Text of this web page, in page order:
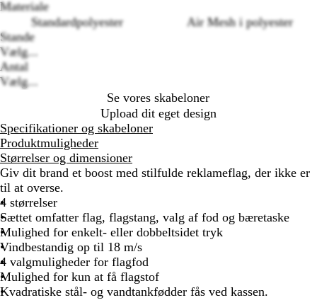
options
Materiale
Standardpolyester
Air Mesh i polyester
Stande
Vælg...
Antal
Vælg...
Se vores skabeloner
Upload dit eget design
Specifikationer og skabeloner
Produktmuligheder
Størrelser og dimensioner
Giv dit brand et boost med stilfulde reklameflag, der ikke er
til at overse.
4 størrelser
Sættet omfatter flag, flagstang, valg af fod og bæretaske
Mulighed for enkelt- eller dobbeltsidet tryk
Vindbestandig op til 18 m/s
4 valgmuligheder for flagfod
Mulighed for kun at få flagstof
Kvadratiske stål- og vandtankfødder fås ved kassen.